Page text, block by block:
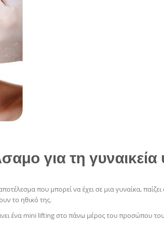
για τη
που μπορεί να έχει σε μια γυναίκα,
το ηθικό της.
ένα mini lifting στο πάνω μέρος του προσώπου